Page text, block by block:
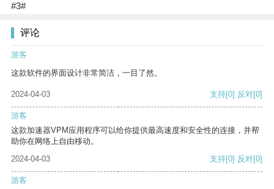
#3#
评论
游客
这款软件的界面设计非常简洁，一目了然。
2024-04-03 支持[0] 反对[0]
游客
这款加速器VPM应用程序可以给你提供最高速度和安全性的连接，并帮
助你在网络上自由移动。
2024-04-03
支持[0] 反对[0]
游客